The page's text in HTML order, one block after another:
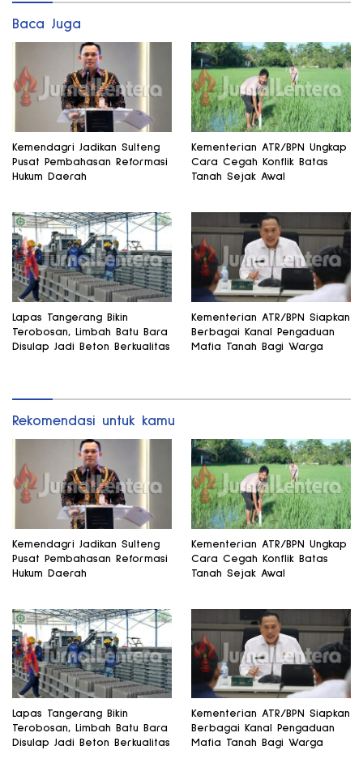
Baca Juga
Kemendagri Jadikan Sulteng
Pusat Pembahasan Reformasi
Hukum Daerah
Kementerian ATR/BPN Ungkap
Cara Cegah Konflik Batas
Tanah Sejak Awal
Lapas Tangerang Bikin
Terobosan, Limbah Batu Bara
Disulap Jadi Beton Berkualitas
Kementerian ATR/BPN Siapkan
Berbagai Kanal Pengaduan
Mafia Tanah Bagi Warga
Rekomendasi untuk kamu
Kemendagri Jadikan Sulteng
Pusat Pembahasan Reformasi
Hukum Daerah
Kementerian ATR/BPN Ungkap
Cara Cegah Konflik Batas
Tanah Sejak Awal
Lapas Tangerang Bikin
Terobosan, Limbah Batu Bara
Disulap Jadi Beton Berkualitas
Kementerian ATR/BPN Siapkan
Berbagai Kanal Pengaduan
Mafia Tanah Bagi Warga